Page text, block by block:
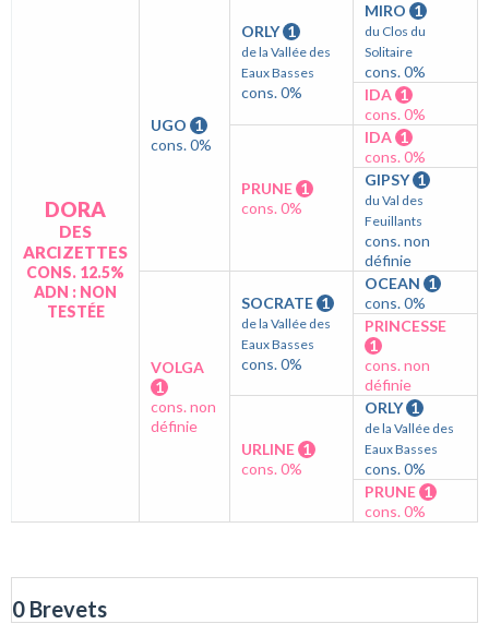
DORA
DES
ARCIZETTES
CONS. 12.5%
ADN : NON
TESTÉE
UGO 1
cons. 0%
ORLY 1
de la Vallée des
Eaux Basses
cons. 0%
MIRO 1
du Clos du
Solitaire
cons. 0%
IDA 1
cons. 0%
PRUNE 1
cons. 0%
IDA 1
cons. 0%
GIPSY 1
du Val des
Feuillants
cons. non
définie
VOLGA
1
cons. non
définie
SOCRATE 1
de la Vallée des
Eaux Basses
cons. 0%
OCEAN 1
cons. 0%
PRINCESSE
1
cons. non
définie
URLINE 1
cons. 0%
ORLY 1
de la Vallée des
Eaux Basses
cons. 0%
PRUNE 1
cons. 0%
0 Brevets